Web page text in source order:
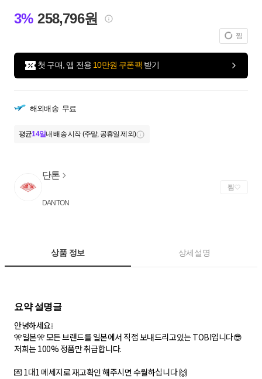
3% 258,796원
찜
첫 구매, 앱 전용 10만원 쿠폰팩 받기
해외배송 무료
평균14일내 배송 시작 (주말, 공휴일 제외)
단톤
DANTON
찜
상품 정보 상세설명
요약 설명글
안녕하세요❕
🎌일본🎌 모든 브랜드를 일본에서 직접 보내드리고있는 TOBI입니다😎
저희는 100% 정품만 취급합니다.
💌 1대1 메세지로 재고확인 해주시면 수월하십니다 🙌